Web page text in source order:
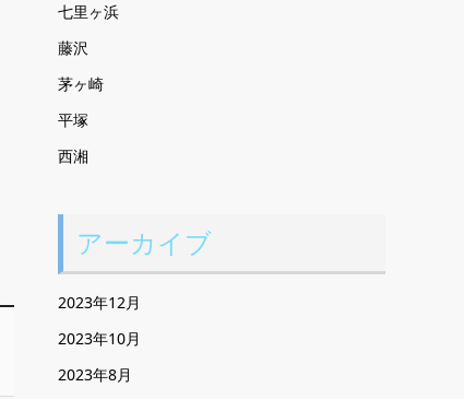
七里ヶ浜
藤沢
茅ヶ崎
平塚
西湘
アーカイブ
2023年12月
2023年10月
2023年8月